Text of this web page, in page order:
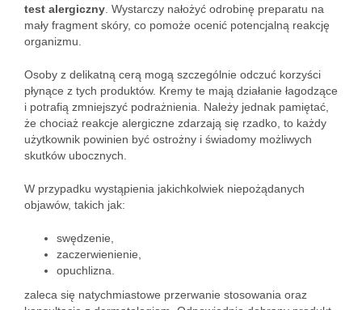
test alergiczny . Wystarczy nałożyć odrobinę preparatu na
mały fragment skóry, co pomoże ocenić potencjalną reakcję
organizmu.
Osoby z delikatną cerą mogą szczególnie odczuć korzyści
płynące z tych produktów. Kremy te mają działanie łagodzące
i potrafią zmniejszyć podrażnienia. Należy jednak pamiętać,
że chociaż reakcje alergiczne zdarzają się rzadko, to każdy
użytkownik powinien być ostrożny i świadomy możliwych
skutków ubocznych.
W przypadku wystąpienia jakichkolwiek niepożądanych
objawów, takich jak:
swędzenie,
zaczerwienienie,
opuchlizna.
zaleca się natychmiastowe przerwanie stosowania oraz